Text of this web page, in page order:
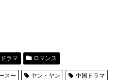
ラマ ロマンス
スー ヤン・ヤン
中国ドラマ